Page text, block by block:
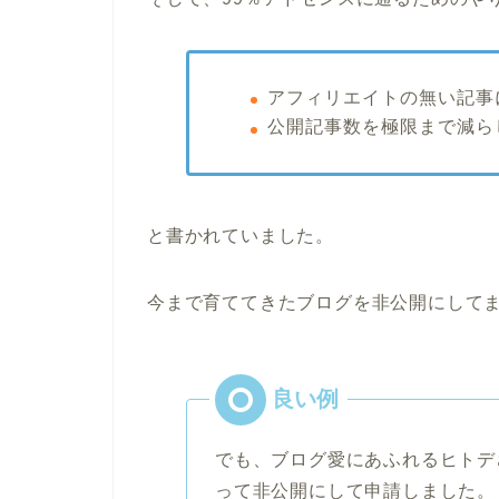
アフィリエイトの無い記事
公開記事数を極限まで減
と書かれていました。
今まで育ててきたブログを非公開にして
でも、ブログ愛にあふれるヒト
って非公開にして申請しました。